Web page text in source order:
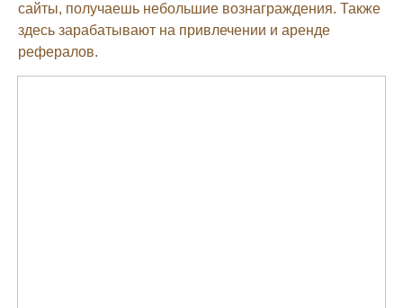
сайты, получаешь небольшие вознаграждения. Также
здесь зарабатывают на привлечении и аренде
рефералов.